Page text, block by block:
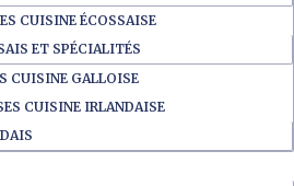
CUISINE ÉCOSSAISE
ET SPÉCIALITÉS
CUISINE GALLOISE
CUISINE IRLANDAISE